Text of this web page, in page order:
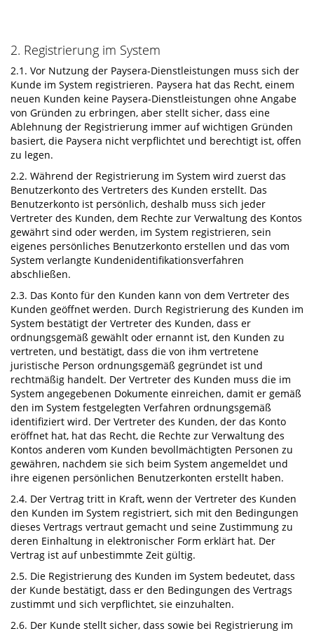
2. Registrierung im System
2.1. Vor Nutzung der Paysera-Dienstleistungen muss sich der
Kunde im System registrieren. Paysera hat das Recht, einem
neuen Kunden keine Paysera-Dienstleistungen ohne Angabe
von Gründen zu erbringen, aber stellt sicher, dass eine
Ablehnung der Registrierung immer auf wichtigen Gründen
basiert, die Paysera nicht verpflichtet und berechtigt ist, offen
zu legen.
2.2. Während der Registrierung im System wird zuerst das
Benutzerkonto des Vertreters des Kunden erstellt. Das
Benutzerkonto ist persönlich, deshalb muss sich jeder
Vertreter des Kunden, dem Rechte zur Verwaltung des Kontos
gewährt sind oder werden, im System registrieren, sein
eigenes persönliches Benutzerkonto erstellen und das vom
System verlangte Kundenidentifikationsverfahren
abschließen.
2.3. Das Konto für den Kunden kann von dem Vertreter des
Kunden geöffnet werden. Durch Registrierung des Kunden im
System bestätigt der Vertreter des Kunden, dass er
ordnungsgemäß gewählt oder ernannt ist, den Kunden zu
vertreten, und bestätigt, dass die von ihm vertretene
juristische Person ordnungsgemäß gegründet ist und
rechtmäßig handelt. Der Vertreter des Kunden muss die im
System angegebenen Dokumente einreichen, damit er gemäß
den im System festgelegten Verfahren ordnungsgemäß
identifiziert wird. Der Vertreter des Kunden, der das Konto
eröffnet hat, hat das Recht, die Rechte zur Verwaltung des
Kontos anderen vom Kunden bevollmächtigten Personen zu
gewähren, nachdem sie sich beim System angemeldet und
ihre eigenen persönlichen Benutzerkonten erstellt haben.
2.4. Der Vertrag tritt in Kraft, wenn der Vertreter des Kunden
den Kunden im System registriert, sich mit den Bedingungen
dieses Vertrags vertraut gemacht und seine Zustimmung zu
deren Einhaltung in elektronischer Form erklärt hat. Der
Vertrag ist auf unbestimmte Zeit gültig.
2.5. Die Registrierung des Kunden im System bedeutet, dass
der Kunde bestätigt, dass er den Bedingungen des Vertrags
zustimmt und sich verpflichtet, sie einzuhalten.
2.6. Der Kunde stellt sicher, dass sowie bei Registrierung im